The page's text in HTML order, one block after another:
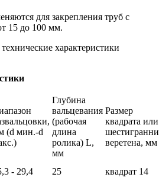
для закрепления труб с
15 до 100 мм.
характеристики
(d мин.-d
Глубина
вальцевания
(рабочая
длина
ролика) L,
мм
Размер
квадрата или
веретена, мм
- 29,4 25 квадрат 14